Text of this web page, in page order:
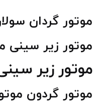
موتور گردان
موتور زیر سینی
موتور زیر
موتور گردون